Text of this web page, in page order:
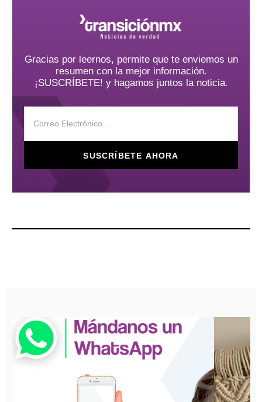
Gracias por leernos, permite que te enviemos un
resumen con la mejor información.
¡SUSCRÍBETE! y hagamos juntos la noticia.
SUSCRÍBETE AHORA